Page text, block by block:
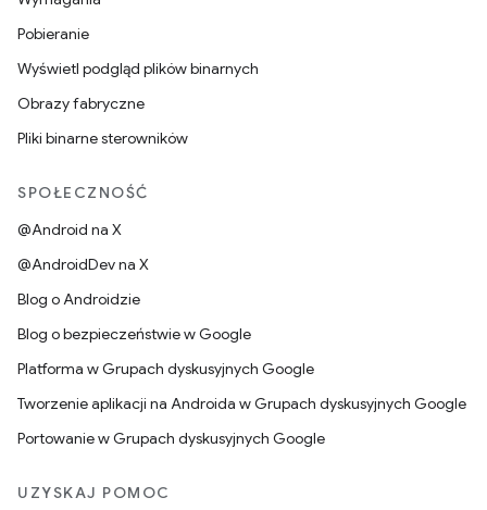
Pobieranie
Wyświetl podgląd plików binarnych
Obrazy fabryczne
Pliki binarne sterowników
SPOŁECZNOŚĆ
@Android na X
@AndroidDev na X
Blog o Androidzie
Blog o bezpieczeństwie w Google
Platforma w Grupach dyskusyjnych Google
Tworzenie aplikacji na Androida w Grupach dyskusyjnych Google
Portowanie w Grupach dyskusyjnych Google
UZYSKAJ POMOC